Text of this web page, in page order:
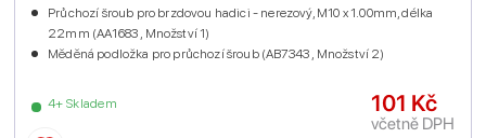
4+ Skladem
Průchozí šroub pro brzdovou hadici - nerezový, M10 x 1.00mm, délka
22mm (AA1683 , Množství 1)
Měděná podložka pro průchozí šroub (AB7343 , Množství 2)
101 Kč
včetně DPH